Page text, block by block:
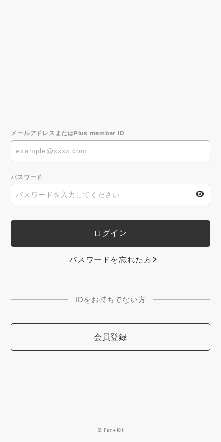
メールアドレスまたはPlus member ID
パスワード
パスワードを忘れた方
IDをお持ちでない方
会員登録
© Fan+Kit